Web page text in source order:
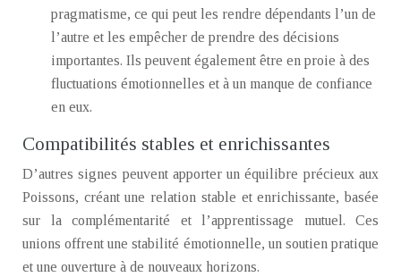
pragmatisme, ce qui peut les rendre dépendants l’un de
l’autre et les empêcher de prendre des décisions
importantes. Ils peuvent également être en proie à des
fluctuations émotionnelles et à un manque de confiance
en eux.
Compatibilités stables et enrichissantes
D’autres signes peuvent apporter un équilibre précieux aux
Poissons, créant une relation stable et enrichissante, basée
sur la complémentarité et l’apprentissage mutuel. Ces
unions offrent une stabilité émotionnelle, un soutien pratique
et une ouverture à de nouveaux horizons.